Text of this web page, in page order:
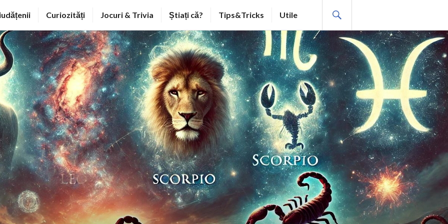
Curiozități Jocuri & Trivia Știați că? Tips&Tricks Utile